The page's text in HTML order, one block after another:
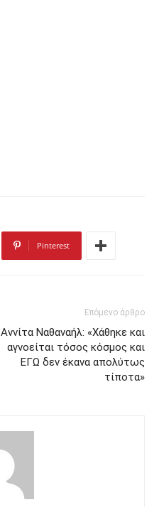
Pinterest
Επόμενο άρθρο
Αννίτα Ναθαναήλ: «Χάθηκε και
αγνοείται τόσος κόσμος και
ΕΓΩ δεν έκανα απολύτως
τίποτα»